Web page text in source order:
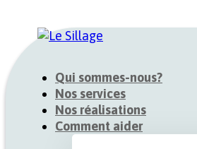
Qui sommes-nous?
Nos services
Nos réalisations
Comment aider